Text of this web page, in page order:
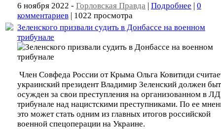
6 ноября 2022 - Горловская Правда | Подробнее | 0
комментариев | 1022 просмотра
Зеленского призвали судить в Донбассе на военном
трибунале
Член Совфеда России от Крыма Ольга Ковитиди
украинский президент Владимир Зеленский должен
осужден за свои преступления на организованном в
трибунале над нацистскими преступниками. По ее
это может стать одним из главных итогов российской
военной спецоперации на Украине.